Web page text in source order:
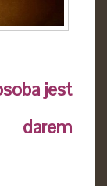
jest
darem